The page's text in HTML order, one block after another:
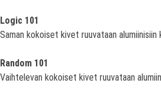
Logic 101
Saman kokoiset kivet ruuvataan
Random 101
Vaihtelevan kokoiset kivet ruuvataan